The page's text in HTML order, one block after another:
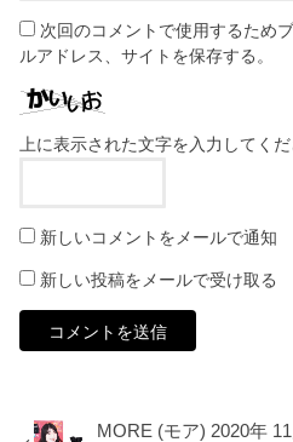
次回のコメントで使用するため
ルアドレス、サイトを保存する。
上に表示された文字を入力してくだ
新しいコメントをメールで通知
新しい投稿をメールで受け取る
MORE (モア) 2020年